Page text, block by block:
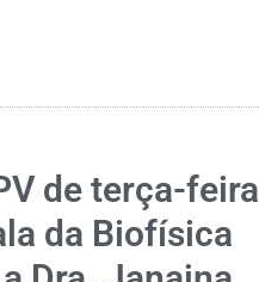
de terça-feira
da Biofísica